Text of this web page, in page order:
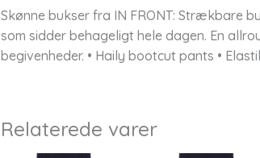
Skønne bukser fra IN FRONT: Strækbare
som sidder behageligt hele dagen. En
begivenheder. • Haily bootcut pants •
Relaterede varer